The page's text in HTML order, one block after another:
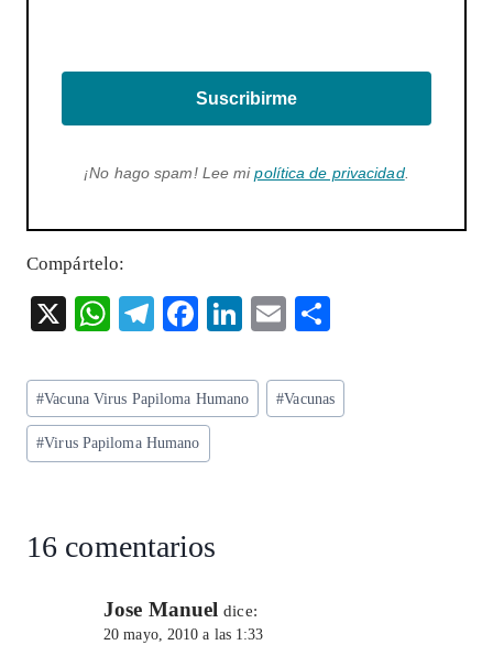
Suscribirme
¡No hago spam! Lee mipolítica de privacidad.
Compártelo:
X
W
ts
A
p
T
eg
ra
m
F
eb
o
o
Li
ke
dI
E
ai
l
re
Etiquetas
de
la
#Vacuna Virus Papiloma Humano #Vacunas
#Virus Papiloma Humano
16 comentarios
Jose Manuel dice:
20 mayo, 2010 a las 1:33